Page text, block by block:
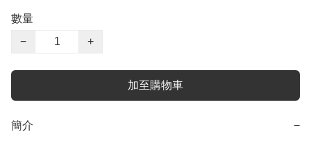
數量
−
+
加至購物車
簡介 −